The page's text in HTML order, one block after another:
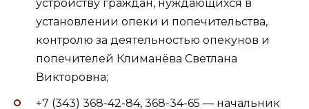
устройству граждан, нуждающихся в
установлении опеки и попечительства,
контролю за деятельностью опекунов и
попечителей Климанёва Светлана
Викторовна;
+7 (343) 368-42-84, 368-34-65 — начальник